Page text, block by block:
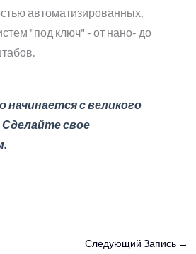
автоматизированных,
"под ключ" - от нано- до
начинается с великого
свое
Следующий Запись →